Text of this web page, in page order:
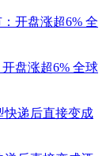
盘涨超6% 全球